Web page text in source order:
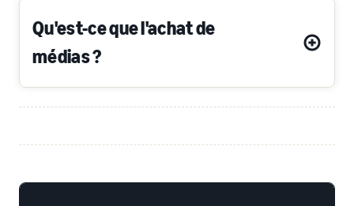
Qu'est-ce que l'achat de
médias ?